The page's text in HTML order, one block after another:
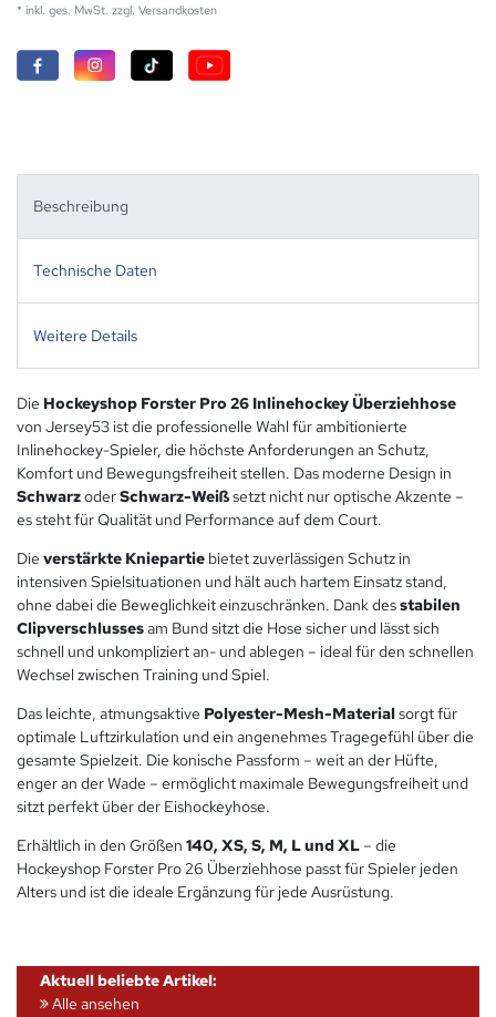
* inkl. ges. MwSt. zzgl. Versandkosten
Beschreibung
Technische Daten
Weitere Details
Die Hockeyshop Forster Pro 26 Inlinehockey Überziehhose
von Jersey53 ist die professionelle Wahl für ambitionierte
Inlinehockey-Spieler, die höchste Anforderungen an Schutz,
Komfort und Bewegungsfreiheit stellen. Das moderne Design in
SchwarzoderSchwarz-Weißsetzt nicht nur optische Akzente –
es steht für Qualität und Performance auf dem Court.
Die verstärkte Kniepartie bietet zuverlässigen Schutz in
intensiven Spielsituationen und hält auch hartem Einsatz stand,
ohne dabei die Beweglichkeit einzuschränken. Dank desstabilen
Clipverschlussesam Bund sitzt die Hose sicher und lässt sich
schnell und unkompliziert an- und ablegen – ideal für den schnellen
Wechsel zwischen Training und Spiel.
Das leichte, atmungsaktive Polyester-Mesh-Materialsorgt für
optimale Luftzirkulation und ein angenehmes Tragegefühl über die
gesamte Spielzeit. Die konische Passform – weit an der Hüfte,
enger an der Wade – ermöglicht maximale Bewegungsfreiheit und
sitzt perfekt über der Eishockeyhose.
Erhältlich in den Größen 140, XS, S, M, L und XL – die
Hockeyshop Forster Pro 26 Überziehhose passt für Spieler jeden
Alters und ist die ideale Ergänzung für jede Ausrüstung.
Aktuell beliebte Artikel:
Alle ansehen